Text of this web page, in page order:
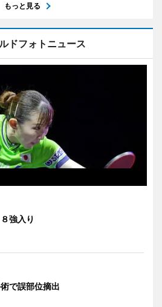
もっと見る
ドフォトニュース
強入り
で誤部位摘出